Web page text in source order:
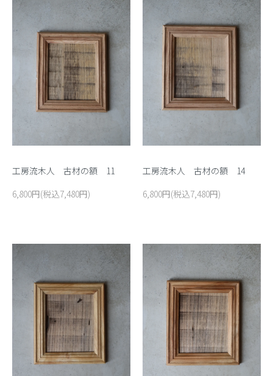
工房流木人 古材の額 11
6,800円(税込7,480円)
工房流木人 古材の額 14
6,800円(税込7,480円)